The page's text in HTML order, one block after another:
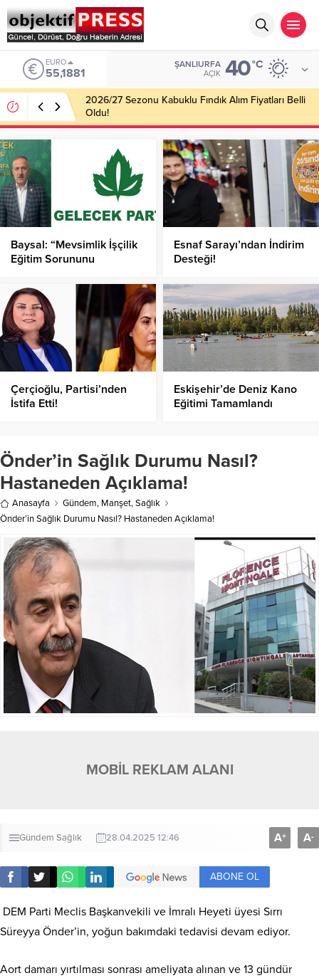
ALTIN
6.660,55
ŞANLIURFA
AÇIK 40°C
Haliliye Belediyesi Her Gün 4 Bin 898 Kişiye Sıcak
Yemek Ulaştırıyor!
Baysal: “Mevsimlik İşçilik
Eğitim Sorununu
Esnaf Sarayı’ndan İndirim
Desteği!
Çerçioğlu, Partisi’nden
İstifa Etti!
Eskişehir’de Deniz Kano
Eğitimi Tamamlandı
Önder’in Sağlık Durumu Nasıl?
Hastaneden Açıklama!
Anasayfa Gündem, Manşet,Sağlık
Önder’in Sağlık Durumu Nasıl? Hastaneden Açıklama!
MOBİL REKLAM ALANI
Gündem Sağlık 28.04.2025 12:46 A+ A-
ABONE OL
DEM Parti Meclis Başkanvekili ve İmralı Heyeti üyesi Sırrı
Süreyya Önder’in, yoğun bakımdaki tedavisi devam ediyor.
Aort damarı yırtılması sonrası ameliyata alınan ve 13 gündür